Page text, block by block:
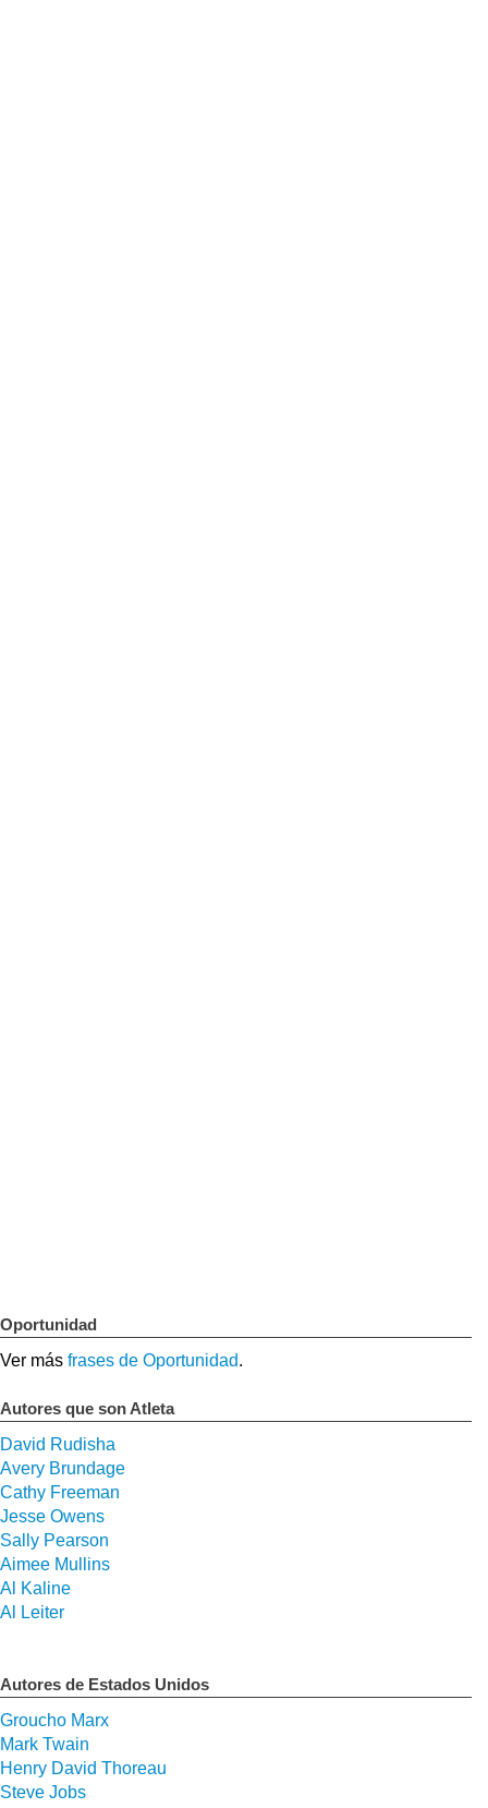
Oportunidad
Ver más frases de Oportunidad.
Autores que son Atleta
David Rudisha
Avery Brundage
Cathy Freeman
Jesse Owens
Sally Pearson
Aimee Mullins
Al Kaline
Al Leiter
Autores de Estados Unidos
Groucho Marx
Mark Twain
Henry David Thoreau
Steve Jobs